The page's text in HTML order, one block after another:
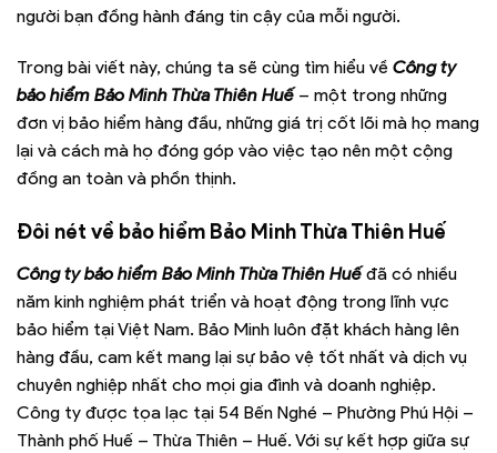
người bạn đồng hành đáng tin cậy của mỗi người.
Trong bài viết này, chúng ta sẽ cùng tìm hiểu về Công ty
bảo hiểm Bảo Minh Thừa Thiên Huế– một trong những
đơn vị bảo hiểm hàng đầu, những giá trị cốt lõi mà họ mang
lại và cách mà họ đóng góp vào việc tạo nên một cộng
đồng an toàn và phồn thịnh.
Đôi nét về bảo hiểm Bảo Minh Thừa Thiên Huế
Công ty bảo hiểm Bảo Minh Thừa Thiên Huếđã có nhiều
năm kinh nghiệm phát triển và hoạt động trong lĩnh vực
bảo hiểm tại Việt Nam. Bảo Minh luôn đặt khách hàng lên
hàng đầu, cam kết mang lại sự bảo vệ tốt nhất và dịch vụ
chuyên nghiệp nhất cho mọi gia đình và doanh nghiệp.
Công ty được tọa lạc tại 54 Bến Nghé – Phường Phú Hội –
Thành phố Huế – Thừa Thiên – Huế. Với sự kết hợp giữa sự